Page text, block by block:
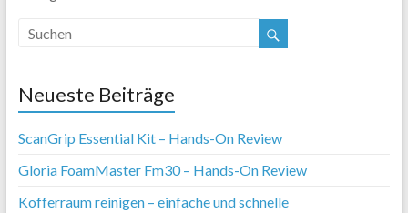
Neueste Beiträge
ScanGrip Essential Kit – Hands-On Review
Gloria FoamMaster Fm30 – Hands-On Review
Kofferraum reinigen – einfache und schnelle